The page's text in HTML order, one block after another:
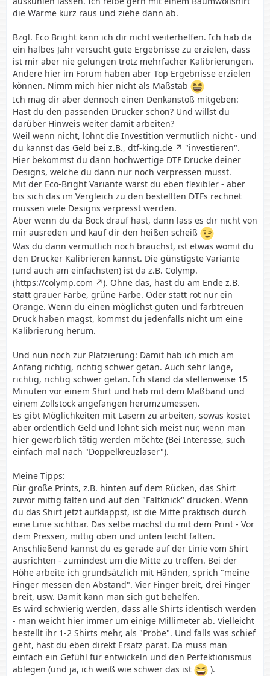
die Wärme kurz raus und ziehe dann ab.
Bzgl. Eco Bright kann ich dir nicht weiterhelfen. Ich hab da
ein halbes Jahr versucht gute Ergebnisse zu erzielen, dass
ist mir aber nie gelungen trotz mehrfacher Kalibrierungen.
Andere hier im Forum haben aber Top Ergebnisse erzielen
können. Nimm mich hier nicht als Maßstab
Ich mag dir aber dennoch einen Denkanstoß mitgeben:
Hast du den passenden Drucker schon? Und willst du
darüber Hinweis weiter damit arbeiten?
Weil wenn nicht, lohnt die Investition vermutlich nicht - und
du kannst das Geld bei z.B., dtf-king.de
"investieren".
Hier bekommst du dann hochwertige DTF Drucke deiner
Designs, welche du dann nur noch verpressen musst.
Mit der Eco-Bright Variante wärst du eben flexibler - aber
bis sich das im Vergleich zu den bestellten DTFs rechnet
müssen viele Designs verpresst werden.
Aber wenn du da Bock drauf hast, dann lass es dir nicht von
mir ausreden und kauf dir den heißen scheiß
Was du dann vermutlich noch brauchst, ist etwas womit du
den Drucker Kalibrieren kannst. Die günstigste Variante
(und auch am einfachsten) ist da z.B. Colymp.
(https://colymp.com
). Ohne das, hast du am Ende z.B.
statt grauer Farbe, grüne Farbe. Oder statt rot nur ein
Orange. Wenn du einen möglichst guten und farbtreuen
Druck haben magst, kommst du jedenfalls nicht um eine
Kalibrierung herum.
Und nun noch zur Platzierung: Damit hab ich mich am
Anfang richtig, richtig schwer getan. Auch sehr lange,
richtig, richtig schwer getan. Ich stand da stellenweise 15
Minuten vor einem Shirt und hab mit dem Maßband und
einem Zollstock angefangen herumzumessen.
Es gibt Möglichkeiten mit Lasern zu arbeiten, sowas kostet
aber ordentlich Geld und lohnt sich meist nur, wenn man
hier gewerblich tätig werden möchte (Bei Interesse, such
einfach mal nach "Doppelkreuzlaser").
Meine Tipps:
Für große Prints, z.B. hinten auf dem Rücken, das Shirt
zuvor mittig falten und auf den "Faltknick" drücken. Wenn
du das Shirt jetzt aufklappst, ist die Mitte praktisch durch
eine Linie sichtbar. Das selbe machst du mit dem Print - Vor
dem Pressen, mittig oben und unten leicht falten.
Anschließend kannst du es gerade auf der Linie vom Shirt
ausrichten - zumindest um die Mitte zu treffen. Bei der
Höhe arbeite ich grundsätzlich mit Händen, sprich "meine
Finger messen den Abstand". Vier Finger breit, drei Finger
breit, usw. Damit kann man sich gut behelfen.
Es wird schwierig werden, dass alle Shirts identisch werden
- man weicht hier immer um einige Millimeter ab. Vielleicht
bestellt ihr 1-2 Shirts mehr, als "Probe". Und falls was schief
geht, hast du eben direkt Ersatz parat. Da muss man
einfach ein Gefühl für entwickeln und den Perfektionismus
ablegen (und ja, ich weiß wie schwer das ist
).